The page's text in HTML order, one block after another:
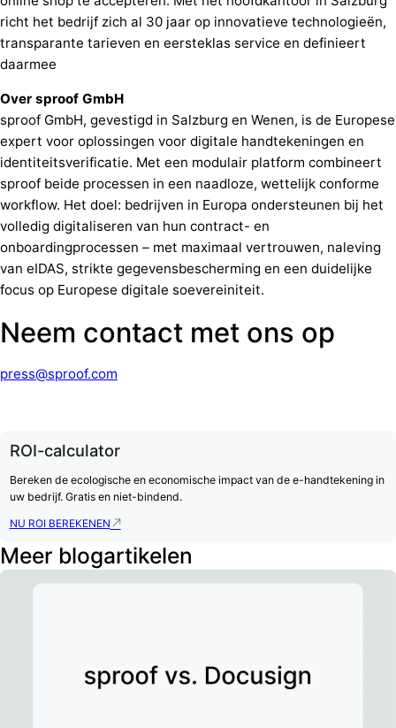
richt het bedrijf zich al 30 jaar op innovatieve technologieën,
transparante tarieven en eersteklas service en definieert
daarmee
Over sproof GmbH
sproof GmbH, gevestigd in Salzburg en Wenen, is de Europese
expert voor oplossingen voor digitale handtekeningen en
identiteitsverificatie. Met een modulair platform combineert
sproof beide processen in een naadloze, wettelijk conforme
workflow. Het doel: bedrijven in Europa ondersteunen bij het
volledig digitaliseren van hun contract- en
onboardingprocessen – met maximaal vertrouwen, naleving
van eIDAS, strikte gegevensbescherming en een duidelijke
focus op Europese digitale soevereiniteit.
Neem contact met ons op
press@sproof.com
ROI-calculator
Bereken de ecologische en economische impact van de e-handtekening in
uw bedrijf. Gratis en niet-bindend.
NU ROI BEREKENEN
Meer blogartikelen